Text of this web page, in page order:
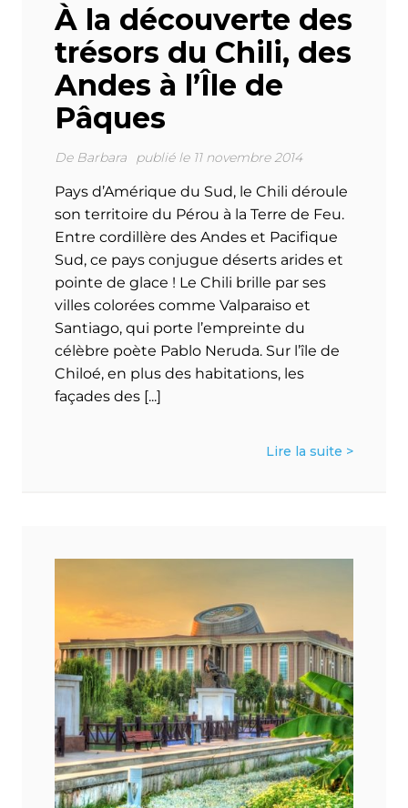
À la découverte des
trésors du Chili, des
Andes à l’Île de
Pâques
De Barbara publié le 11 novembre 2014
Pays d’Amérique du Sud, le Chili déroule
son territoire du Pérou à la Terre de Feu.
Entre cordillère des Andes et Pacifique
Sud, ce pays conjugue déserts arides et
pointe de glace ! Le Chili brille par ses
villes colorées comme Valparaiso et
Santiago, qui porte l’empreinte du
célèbre poète Pablo Neruda. Sur l’île de
Chiloé, en plus des habitations, les
façades des [...]
Lire la suite >